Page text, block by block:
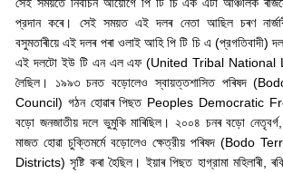
প্রদান কৰে। সেই সময়ত এই দলৰ নেতা আছিল চৰণ
বসুমতাৰীয়ে এই দলৰ পৰা ওলাই আহি পি টি চি এ (প্রগতিবাদী)
এই দলটো ইউ টি এন এল এফ (United Tribal
লৈছিল। ১৯৯৩ চনত বড়োলেও স্বায়ত্তশাসিত পৰিষদ (
Council) গঠন হোৱাৰ পিছত Peoples Democratic
বড়ো জনজাতীয় দলে ভুমুকি মাৰিছিল। ২০০৪ চনৰ বড়ো নেতৃবর্গ
মাজত হোৱা চুক্তিমর্মে বড়োলেও ক্ষেত্রীয় পৰিষদ (Bodo
Districts)সৃষ্টি কৰা হৈছিল। ইয়াৰ পিছত হাগ্রামা মহিলাৰী,